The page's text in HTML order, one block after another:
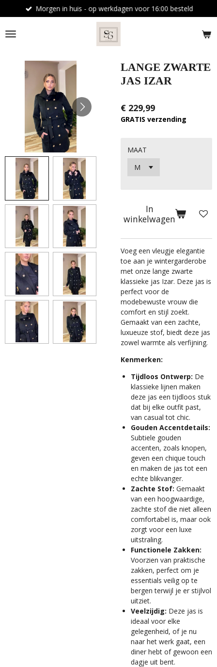
direct
naar
de
Morgen in huis - op werkdagen voor 16:00 besteld
LANGE ZWARTE
JAS IZAR
€ 229,99
GRATIS verzending
MAAT
In
winkelwagen
Voeg een vleugje elegantie
toe aan je wintergarderobe
met onze lange zwarte
klassieke jas Izar. Deze jas is
perfect voor de
modebewuste vrouw die
comfort en stijl zoekt.
Gemaakt van een zachte,
luxueuze stof, biedt deze jas
zowel warmte als verfijning.
Kenmerken:
Tijdloos Ontwerp: De
klassieke lijnen maken
deze jas een tijdloos stuk
dat bij elke outfit past,
van casual tot chic.
Gouden Accentdetails:
Subtiele gouden
accenten, zoals knopen,
geven een chique touch
en maken de jas tot een
echte blikvanger.
Zachte Stof: Gemaakt
van een hoogwaardige,
zachte stof die niet alleen
comfortabel is, maar ook
zorgt voor een luxe
uitstraling.
Functionele Zakken:
Voorzien van praktische
zakken, perfect om je
essentials veilig op te
bergen terwijl je er stijlvol
uitziet.
Veelzijdig: Deze jas is
ideaal voor elke
gelegenheid, of je nu
naar het werk gaat, een
diner hebt of gewoon een
dagje uit bent.